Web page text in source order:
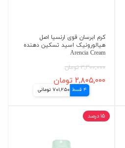
کرم ابرسان قوی ارنسیا اصل
هیالورونیک اسید تسکین دهنده
Arencia Cream
۳,۳۰۰,۰۰۰ تومان
۲,۸۰۵,۰۰۰ تومان
4 قسط 701,250 تومانی
۱۵ درصد